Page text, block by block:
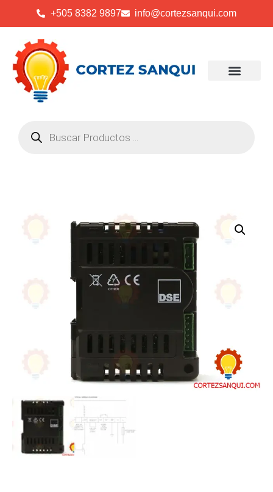
+505 8382 9897 info@cortezsanqui.com